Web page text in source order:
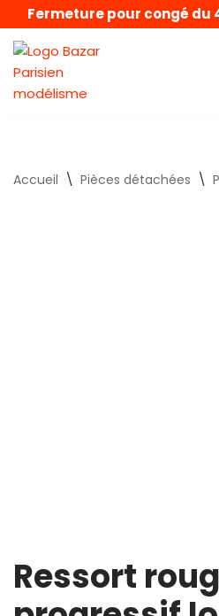
Aller
au
contenu
Fermeture pour congé du
Accueil \ Pièces détachées \
Ressort